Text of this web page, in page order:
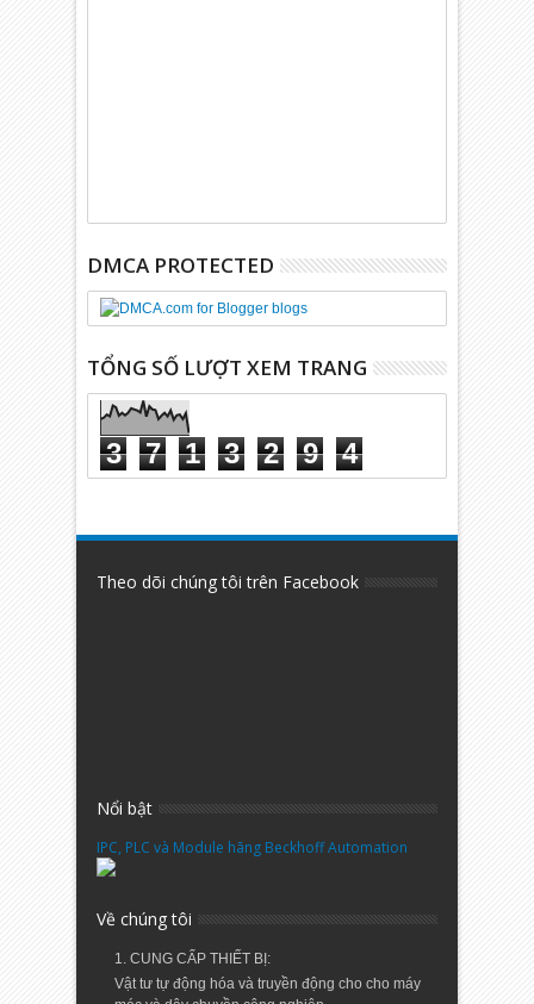
DMCA PROTECTED
TỔNG SỐ LƯỢT XEM TRANG
3 7 1 3 2 9 4
Theo dõi chúng tôi trên Facebook
Nổi bật
IPC, PLC và Module hãng Beckhoff Automation
Về chúng tôi
1. CUNG CẤP THIẾT BỊ:
Vật tư tự động hóa và truyền động cho cho máy